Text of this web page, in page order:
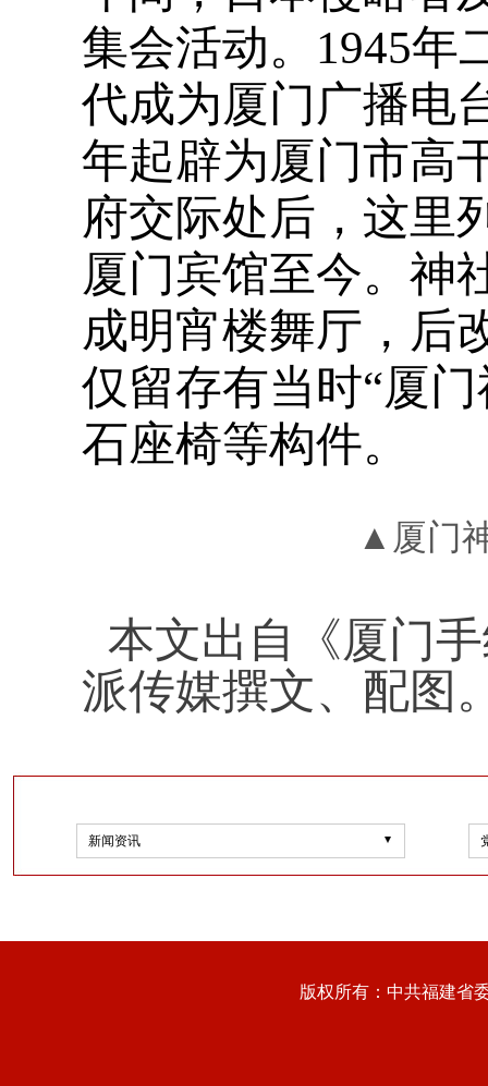
集会活动。1945年
代成为厦门广播电
年起辟为厦门市高
府交际处后，这里
厦门宾馆至今。神
成明宵楼舞厅，后
仅留存有当时“厦
石座椅等构件。
▲厦门
本文出自《厦门
派传媒撰文、配图
新闻资讯
版权所有：中共福建省